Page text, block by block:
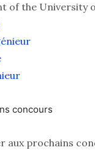
of the University
concours
aux prochains